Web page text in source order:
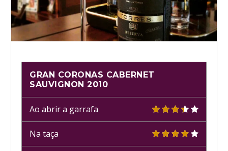
GRAN CORONAS CABERNET
SAUVIGNON 2010
Ao abrir a garrafa
Na taça